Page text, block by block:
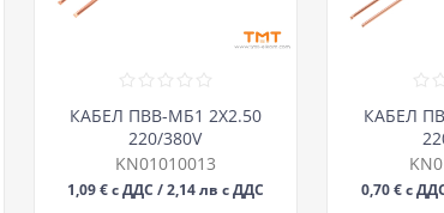
КАБЕЛ ПВВ-МБ1 2Х2.50
220/380V
KN01010013
1,09 € с ДДС / 2,14 лв с ДДС
КАБЕЛ
0,70 € с